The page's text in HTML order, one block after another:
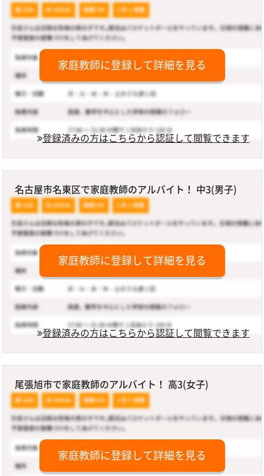
家庭教師に登録して詳細を見る
登録済みの方はこちらから認証して閲覧できます
名古屋市名東区で家庭教師のアルバイト！ 中3(男子)
家庭教師に登録して詳細を見る
登録済みの方はこちらから認証して閲覧できます
尾張旭市で家庭教師のアルバイト！ 高3(女子)
家庭教師に登録して詳細を見る